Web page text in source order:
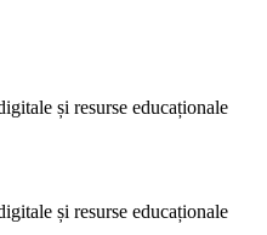
și resurse educaționale
și resurse educaționale